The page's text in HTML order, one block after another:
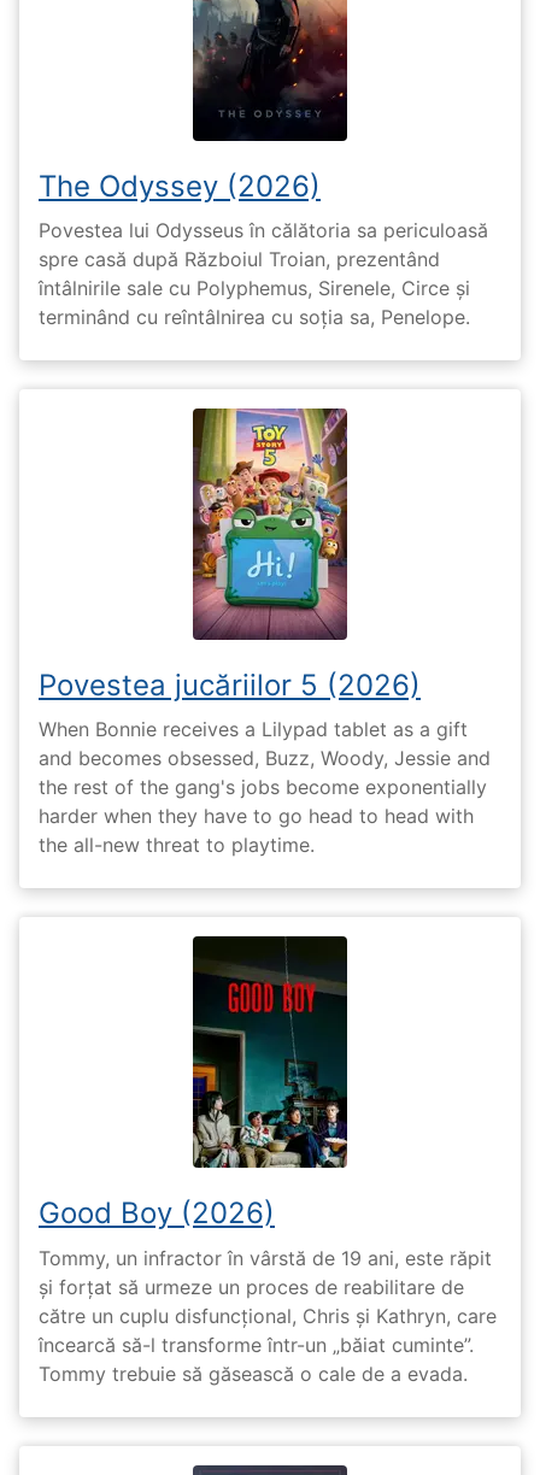
The Odyssey (2026)
Povestea lui Odysseus în călătoria sa periculoasă
spre casă după Războiul Troian, prezentând
întâlnirile sale cu Polyphemus, Sirenele, Circe și
terminând cu reîntâlnirea cu soția sa, Penelope.
Povestea jucăriilor 5 (2026)
When Bonnie receives a Lilypad tablet as a gift
and becomes obsessed, Buzz, Woody, Jessie and
the rest of the gang's jobs become exponentially
harder when they have to go head to head with
the all-new threat to playtime.
Good Boy (2026)
Tommy, un infractor în vârstă de 19 ani, este răpit
și forțat să urmeze un proces de reabilitare de
către un cuplu disfuncțional, Chris și Kathryn, care
încearcă să-l transforme într-un „băiat cuminte”.
Tommy trebuie să găsească o cale de a evada.